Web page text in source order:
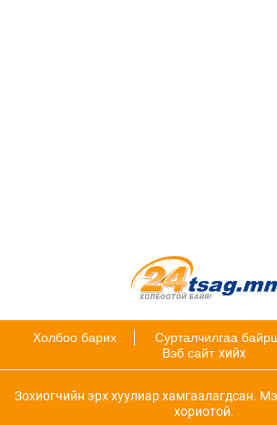
Холбоо барих Сурталчилгаа
Вэб сайт хийх
Зохиогчийн эрх хуулиар хамгаалагдсан.
хориотой.